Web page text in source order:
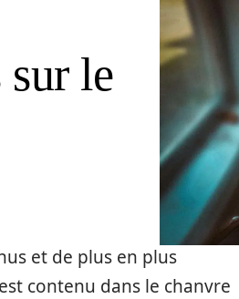
sur le
et de plus en plus
contenu dans le chanvre